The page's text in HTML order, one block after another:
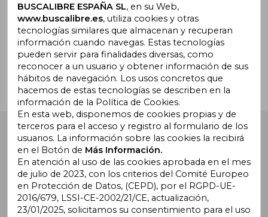
¿Necesitas ayuda?
Buscalibre España . Calle Energía, 65, Nave 3 (08940),
Cornellà de Llobregat, Barcelona. Derechos Reservados.
BUSCALIBRE ESPAÑA SL, en su Web,
www.buscalibre.es, utiliza cookies y otras
tecnologías similares que almacenan y recuperan
información cuando navegas. Estas tecnologías
pueden servir para finalidades diversas, como
reconocer a un usuario y obtener información de sus
hábitos de navegación. Los usos concretos que
hacemos de estas tecnologías se describen en la
información de la Política de Cookies.
En esta web, disponemos de cookies propias y de
terceros para el acceso y registro al formulario de los
usuarios. La información sobre las cookies la recibirá
en el Botón de Más Información.
En atención al uso de las cookies aprobada en el mes
de julio de 2023, con los criterios del Comité Europeo
en Protección de Datos, (CEPD), por el RGPD-UE-
2016/679, LSSI-CE-2002/21/CE, actualización,
23/01/2025, solicitamos su consentimiento para el uso